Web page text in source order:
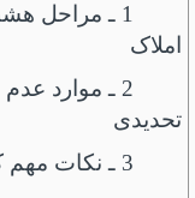
1 ـ مراحل
املاک
2 ـ موارد
تحدیدی
3 ـ نکات مهم کاربردی ثبتی ـ حقوقی